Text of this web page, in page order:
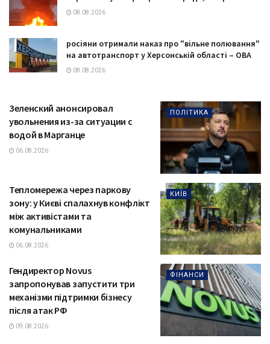
08.08.2026
росіяни отримали наказ про "вільне полювання"
на автотранспорт у Херсонській області – ОВА
08.08.2026
ПОЛІТИКА
Зеленский анонсировал
увольнения из-за ситуации с
водой в Марганце
06.08.2026
КИЇВ
Тепломережа через паркову
зону: у Києві спалахнув конфлікт
між активістами та
комунальниками
06.08.2026
ФІНАНСИ
Гендиректор Novus
запропонував запустити три
механізми підтримки бізнесу
після атак РФ
09.08.2026